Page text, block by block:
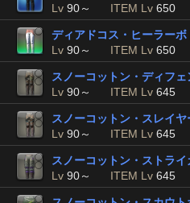
Lv 90～ ITEM Lv 650
ディアドコス・ヒーラーボ
Lv 90～ ITEM Lv 650
スノーコットン・ディフ
Lv 90～ ITEM Lv 645
スノーコットン・スレイヤ
Lv 90～ ITEM Lv 645
スノーコットン・ストライ
Lv 90～ ITEM Lv 645